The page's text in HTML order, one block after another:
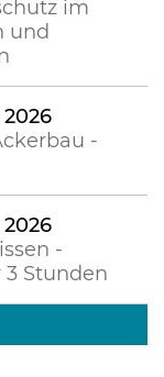
im
und
2026
-
2026
-
Stunden